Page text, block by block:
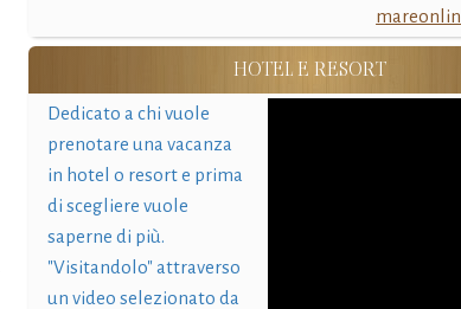
HOTEL E RESORT
Dedicato a chi vuole
prenotare una vacanza
in hotel o resort e prima
di scegliere vuole
saperne di più.
"Visitandolo" attraverso
un video selezionato da